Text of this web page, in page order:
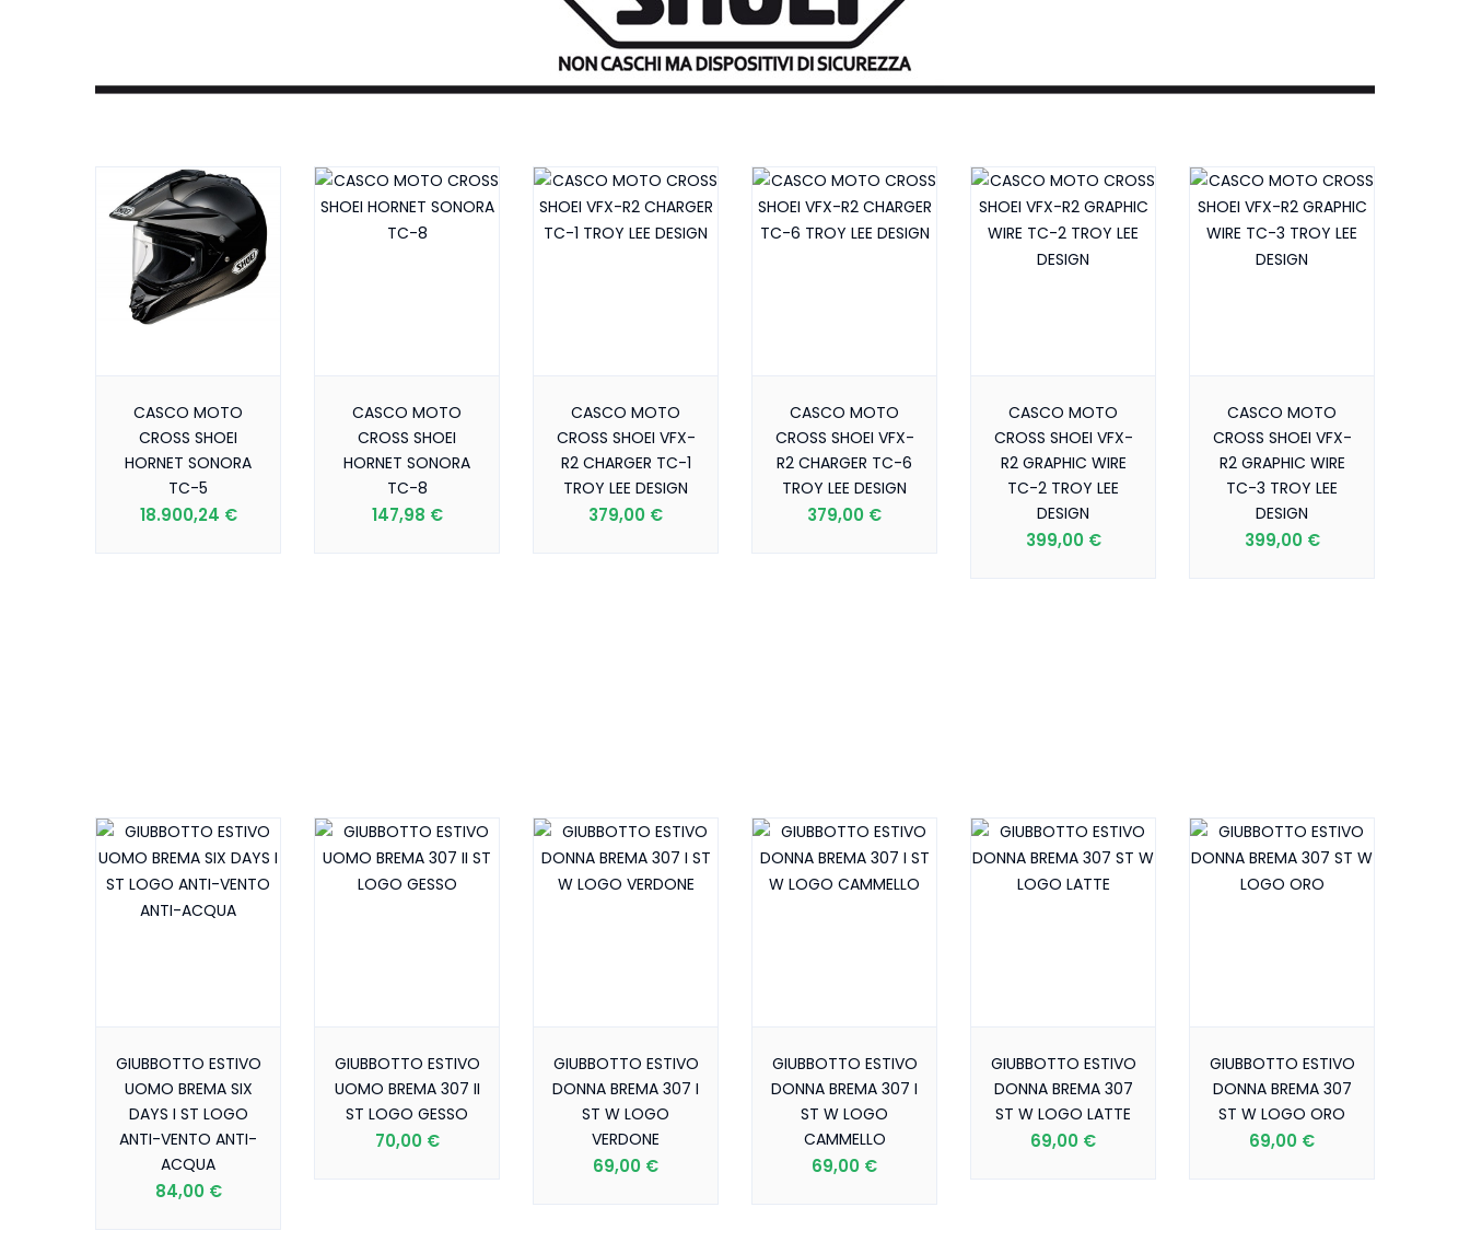
CASCO MOTO
CROSS SHOEI
HORNET SONORA
TC-5
18.900,24 €
CASCO MOTO
CROSS SHOEI
HORNET SONORA
TC-8
147,98 €
CASCO MOTO
CROSS SHOEI VFX-
R2 CHARGER TC-1
TROY LEE DESIGN
379,00 €
CASCO MOTO
CROSS SHOEI VFX-
R2 CHARGER TC-6
TROY LEE DESIGN
379,00 €
CASCO MOTO
CROSS SHOEI VFX-
R2 GRAPHIC WIRE
TC-2 TROY LEE
DESIGN
399,00 €
CASCO MOTO
CROSS SHOEI VFX-
R2 GRAPHIC WIRE
TC-3 TROY LEE
DESIGN
399,00 €
GIUBBOTTO ESTIVO
UOMO BREMA SIX
DAYS I ST LOGO
ANTI-VENTO ANTI-
ACQUA
84,00 €
GIUBBOTTO ESTIVO
UOMO BREMA 307 II
ST LOGO GESSO
70,00 €
GIUBBOTTO ESTIVO
DONNA BREMA 307 I
ST W LOGO
VERDONE
69,00 €
GIUBBOTTO ESTIVO
DONNA BREMA 307 I
ST W LOGO
CAMMELLO
69,00 €
GIUBBOTTO ESTIVO
DONNA BREMA 307
ST W LOGO LATTE
69,00 €
GIUBBOTTO ESTIVO
DONNA BREMA 307
ST W LOGO ORO
69,00 €